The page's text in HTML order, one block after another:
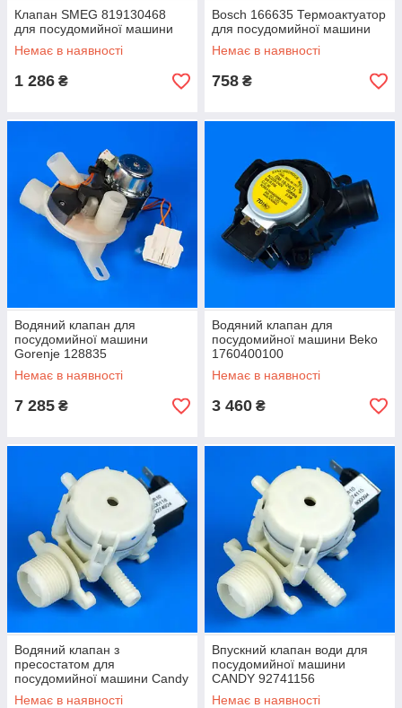
Клапан SMEG 819130468
для посудомийної машини
Немає в наявності
1 286 ₴
Bosch 166635 Термоактуатор
для посудомийної машини
Немає в наявності
758 ₴
Водяний клапан для
посудомийної машини
Gorenje 128835
Немає в наявності
7 285 ₴
Водяний клапан для
посудомийної машини Beko
1760400100
Немає в наявності
3 460 ₴
Водяний клапан з
пресостатом для
посудомийної машини Candy
92749241
Немає в наявності
Впускний клапан води для
посудомийної машини
CANDY 92741156
Немає в наявності